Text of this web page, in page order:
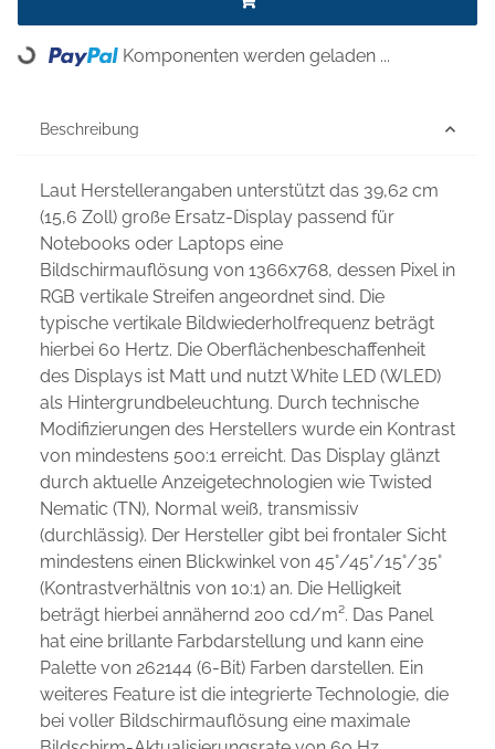
Loading... Komponenten werden geladen ...
Beschreibung
Laut Herstellerangaben unterstützt das 39,62 cm
(15,6 Zoll) große Ersatz-Display passend für
Notebooks oder Laptops eine
Bildschirmauflösung von 1366x768, dessen Pixel in
RGB vertikale Streifen angeordnet sind. Die
typische vertikale Bildwiederholfrequenz beträgt
hierbei 60 Hertz. Die Oberflächenbeschaffenheit
des Displays ist Matt und nutzt White LED (WLED)
als Hintergrundbeleuchtung. Durch technische
Modifizierungen des Herstellers wurde ein Kontrast
von mindestens 500:1 erreicht. Das Display glänzt
durch aktuelle Anzeigetechnologien wie Twisted
Nematic (TN), Normal weiß, transmissiv
(durchlässig). Der Hersteller gibt bei frontaler Sicht
mindestens einen Blickwinkel von 45°/45°/15°/35°
(Kontrastverhältnis von 10:1) an. Die Helligkeit
beträgt hierbei annähernd 200 cd/m². Das Panel
hat eine brillante Farbdarstellung und kann eine
Palette von 262144 (6-Bit) Farben darstellen. Ein
weiteres Feature ist die integrierte Technologie, die
bei voller Bildschirmauflösung eine maximale